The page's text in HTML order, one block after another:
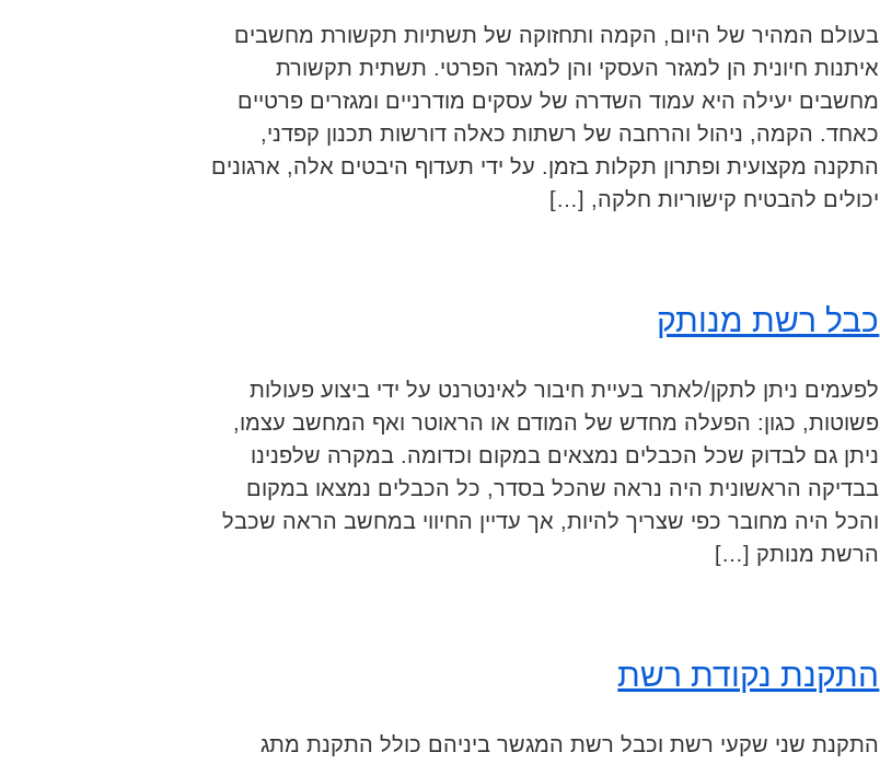
בעולם המהיר של היום, הקמה ותחזוקה של תשתיות תקשורת מחשבים
איתנות חיונית הן למגזר העסקי והן למגזר הפרטי. תשתית תקשורת
מחשבים יעילה היא עמוד השדרה של עסקים מודרניים ומגזרים פרטיים
כאחד. הקמה, ניהול והרחבה של רשתות כאלה דורשות תכנון קפדני,
התקנה מקצועית ופתרון תקלות בזמן. על ידי תעדוף היבטים אלה, ארגונים
יכולים להבטיח קישוריות חלקה, […]
כבל רשת מנותק
לפעמים ניתן לתקן/לאתר בעיית חיבור לאינטרנט על ידי ביצוע פעולות
פשוטות, כגון: הפעלה מחדש של המודם או הראוטר ואף המחשב עצמו,
ניתן גם לבדוק שכל הכבלים נמצאים במקום וכדומה. במקרה שלפנינו
בבדיקה הראשונית היה נראה שהכל בסדר, כל הכבלים נמצאו במקום
והכל היה מחובר כפי שצריך להיות, אך עדיין החיווי במחשב הראה שכבל
הרשת מנותק […]
התקנת נקודת רשת
התקנת שני שקעי רשת וכבל רשת המגשר ביניהם כולל התקנת מתג